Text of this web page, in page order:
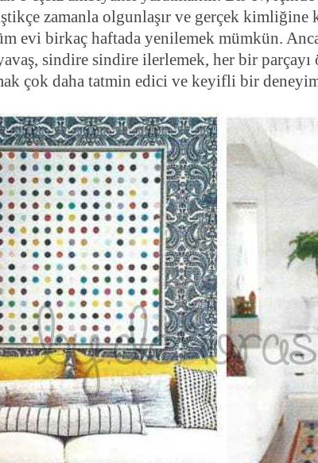
zamanla olgunlaşır ve gerçek kimliğine
evi birkaç haftada yenilemek mümkün.
sindire sindire ilerlemek, her bir parçayı
çok daha tatmin edici ve keyifli bir